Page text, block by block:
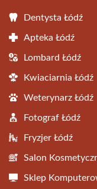
Dentysta Łódź
Apteka Łódź
Lombard Łódź
Kwiaciarnia Łódź
Weterynarz Łódź
Fotograf Łódź
Fryzjer Łódź
Salon
Sklep